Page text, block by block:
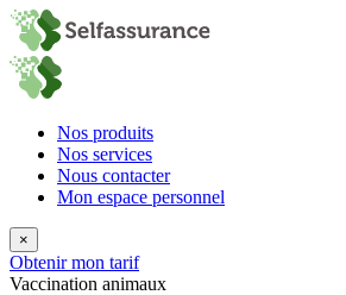
Nos produits
Nos services
Nous contacter
Mon espace personnel
×
Obtenir mon tarif
Vaccination animaux